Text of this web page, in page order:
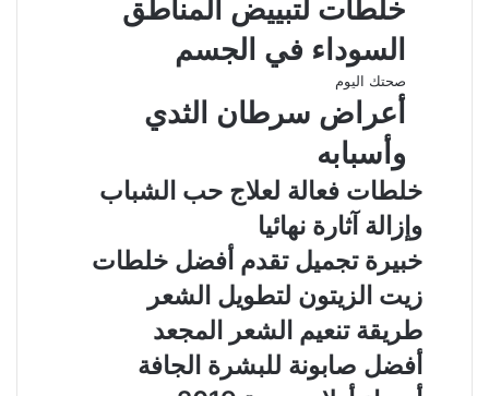
خلطات لتبييض المناطق
السوداء في الجسم
صحتك اليوم
أعراض سرطان الثدي
وأسبابه
خلطات فعالة لعلاج حب الشباب
وإزالة آثارة نهائيا
خبيرة تجميل تقدم أفضل خلطات
زيت الزيتون لتطويل الشعر
طريقة تنعيم الشعر المجعد
أفضل صابونة للبشرة الجافة